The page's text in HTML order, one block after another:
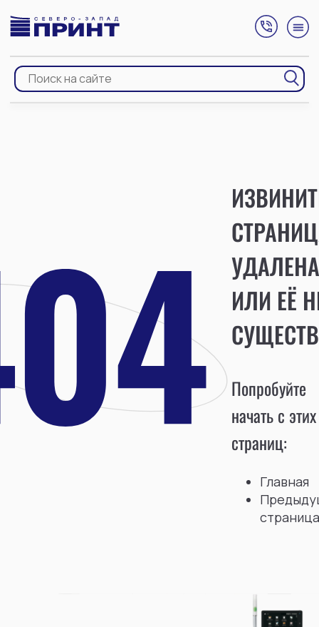
УДАЛЕНА
ИЛИ ЕЁ
Попробуйте
начать с этих
страниц:
Главная
страница